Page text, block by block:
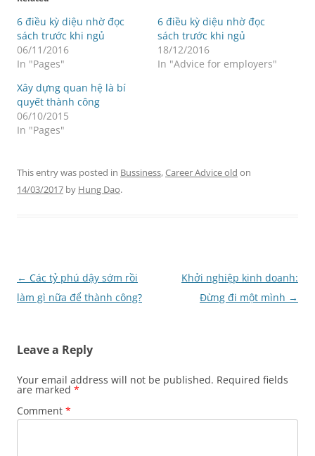
6 điều kỳ diệu nhờ đọc
sách trước khi ngủ
06/11/2016
In "Pages"
6 điều kỳ diệu nhờ đọc
sách trước khi ngủ
18/12/2016
In "Advice for employers"
Xây dựng quan hệ là bí
quyết thành công
06/10/2015
In "Pages"
This entry was posted in Bussiness,Career Advice old on
14/03/2017 by Hung Dao.
Post
navigation
← Các tỷ phú dậy sớm rồi
làm gì nữa để thành công?
Khởi nghiệp kinh doanh:
Đừng đi một mình →
Leave a Reply
Your email address will not be published. Required fields
are marked *
Comment *